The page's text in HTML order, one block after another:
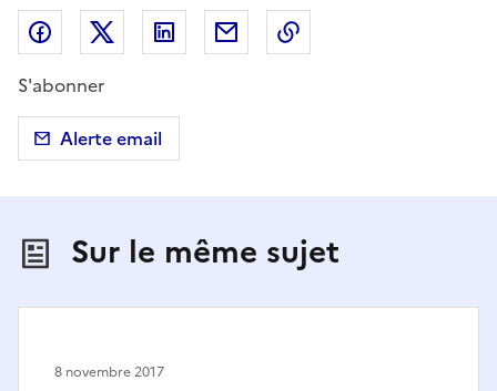
Partager sur Facebook
Partager sur X (anciennement Twitter)
Partager sur LinkedIn
Partager par email
S'abonner
Alerte email
Sur le même sujet
8 novembre 2017